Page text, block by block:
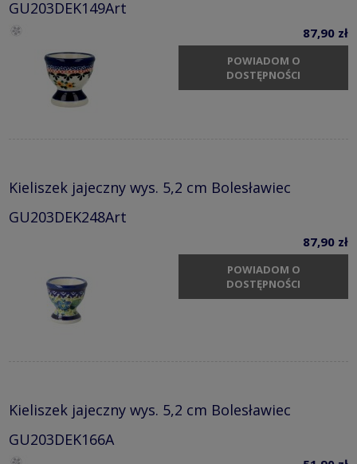
GU203DEK149Art
87,90 zł
POWIADOM O
DOSTĘPNOŚCI
Kieliszek jajeczny wys. 5,2 cm Bolesławiec
GU203DEK248Art
87,90 zł
POWIADOM O
DOSTĘPNOŚCI
Kieliszek jajeczny wys. 5,2 cm Bolesławiec
GU203DEK166A